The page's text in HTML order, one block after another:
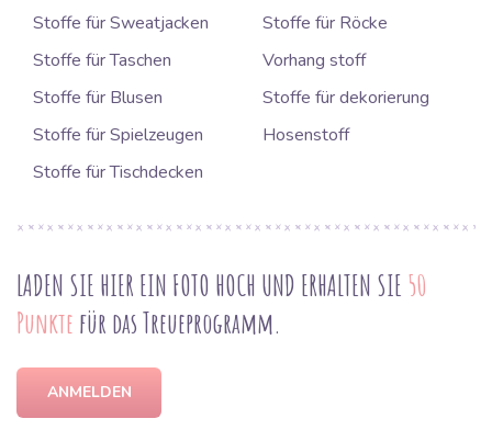
Stoffe für Sweatjacken
Stoffe für Röcke
Stoffe für Taschen
Vorhang stoff
Stoffe für Blusen
Stoffe für dekorierung
Stoffe für Spielzeugen
Hosenstoff
Stoffe für Tischdecken
LADEN SIE HIER EIN FOTO HOCH UND ERHALTEN SIE 50
Punkte für das Treueprogramm.
ANMELDEN